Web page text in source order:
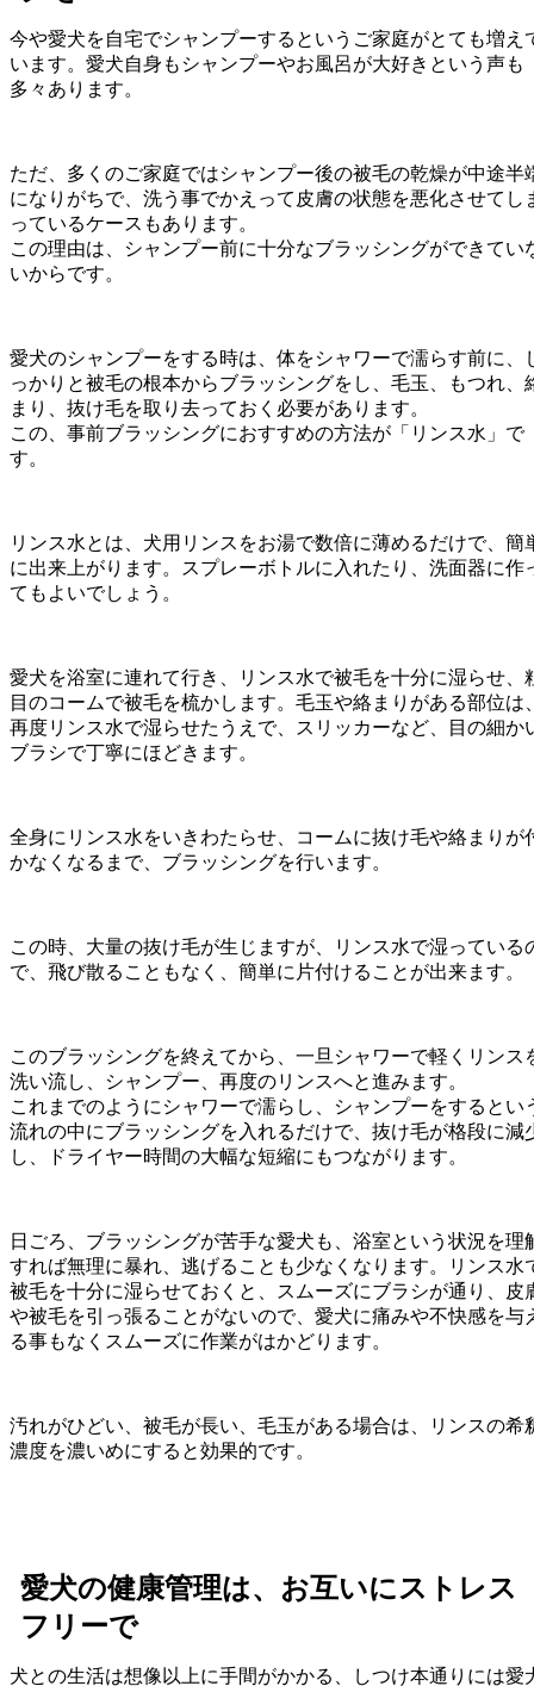
今や愛犬を自宅でシャンプーするというご家庭がとても増え
います。愛犬自身もシャンプーやお風呂が大好きという声も
多々あります。
ただ、多くのご家庭ではシャンプー後の被毛の乾燥が中途半
になりがちで、洗う事でかえって皮膚の状態を悪化させてし
っているケースもあります。
この理由は、シャンプー前に十分なブラッシングができてい
いからです。
愛犬のシャンプーをする時は、体をシャワーで濡らす前に、
っかりと被毛の根本からブラッシングをし、毛玉、もつれ、
まり、抜け毛を取り去っておく必要があります。
この、事前ブラッシングにおすすめの方法が「リンス水」で
す。
リンス水とは、犬用リンスをお湯で数倍に薄めるだけで、簡
に出来上がります。スプレーボトルに入れたり、洗面器に作
てもよいでしょう。
愛犬を浴室に連れて行き、リンス水で被毛を十分に湿らせ、
目のコームで被毛を梳かします。毛玉や絡まりがある部位は
再度リンス水で湿らせたうえで、スリッカーなど、目の細か
ブラシで丁寧にほどきます。
全身にリンス水をいきわたらせ、コームに抜け毛や絡まりが
かなくなるまで、ブラッシングを行います。
この時、大量の抜け毛が生じますが、リンス水で湿っている
で、飛び散ることもなく、簡単に片付けることが出来ます。
このブラッシングを終えてから、一旦シャワーで軽くリンス
洗い流し、シャンプー、再度のリンスへと進みます。
これまでのようにシャワーで濡らし、シャンプーをするとい
流れの中にブラッシングを入れるだけで、抜け毛が格段に減
し、ドライヤー時間の大幅な短縮にもつながります。
日ごろ、ブラッシングが苦手な愛犬も、浴室という状況を理
すれば無理に暴れ、逃げることも少なくなります。リンス水
被毛を十分に湿らせておくと、スムーズにブラシが通り、皮
や被毛を引っ張ることがないので、愛犬に痛みや不快感を与
る事もなくスムーズに作業がはかどります。
汚れがひどい、被毛が長い、毛玉がある場合は、リンスの希
濃度を濃いめにすると効果的です。
愛犬の健康管理は、お互いにストレス
フリーで
犬との生活は想像以上に手間がかかる、しつけ本通りには愛